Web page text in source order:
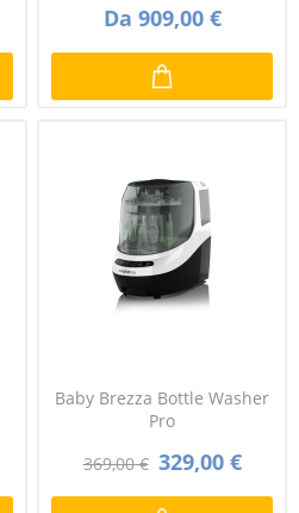
Da 909,00 €
Baby Brezza Bottle Washer
Pro
369,00 € 329,00 €